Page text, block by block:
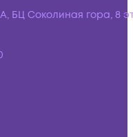
БЦ Соколиная гора, 8